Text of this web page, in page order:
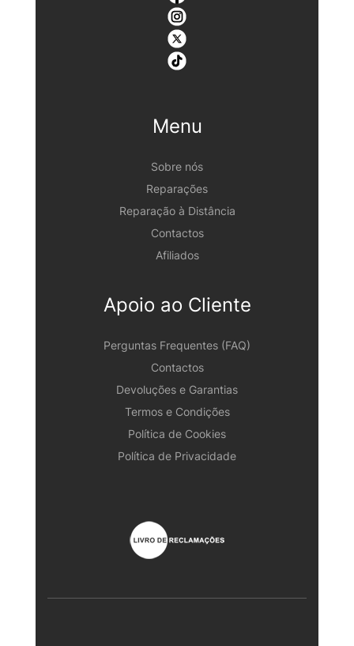
Menu
Sobre nós
Reparações
Reparação à Distância
Contactos
Afiliados
Apoio ao Cliente
Perguntas Frequentes (FAQ)
Contactos
Devoluções e Garantias
Termos e Condições
Política de Cookies
Política de Privacidade